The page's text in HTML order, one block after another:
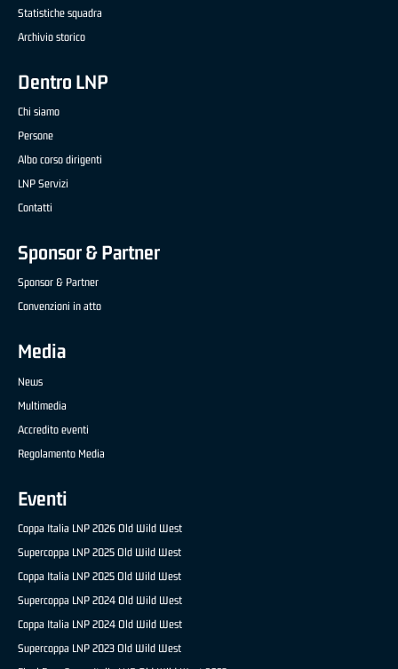
Statistiche squadra
Archivio storico
Dentro LNP
Chi siamo
Persone
Albo corso dirigenti
LNP Servizi
Contatti
Sponsor & Partner
Sponsor & Partner
Convenzioni in atto
Media
News
Multimedia
Accredito eventi
Regolamento Media
Eventi
Coppa Italia LNP 2026 Old Wild West
Supercoppa LNP 2025 Old Wild West
Coppa Italia LNP 2025 Old Wild West
Supercoppa LNP 2024 Old Wild West
Coppa Italia LNP 2024 Old Wild West
Supercoppa LNP 2023 Old Wild West